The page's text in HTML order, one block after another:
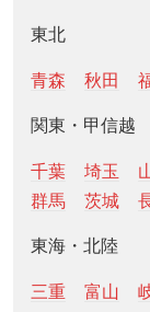
東北
青森 秋田
関東・甲信越
千葉 埼玉
群馬
茨城
東海・北陸
三重 富山